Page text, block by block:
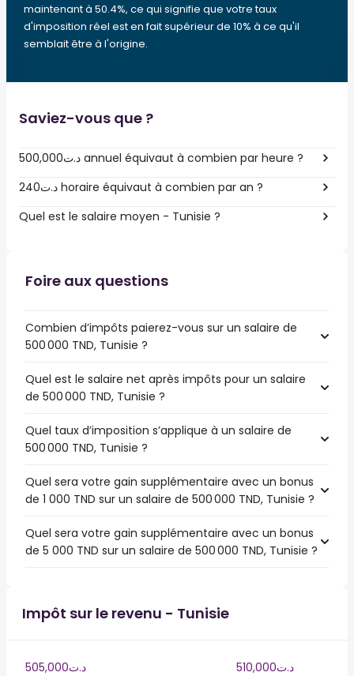
maintenant à 50.4%, ce qui signifie que votre taux
d'imposition réel est en fait supérieur de 10% à ce qu'il
semblait être à l'origine.
Saviez-vous que ?
500,000د.ت annuel équivaut à combien par heure ?
240د.ت horaire équivaut à combien par an ?
Quel est le salaire moyen - Tunisie ?
Foire aux questions
Combien d’impôts paierez-vous sur un salaire de
500 000 TND, Tunisie ?
Quel est le salaire net après impôts pour un salaire
de 500 000 TND, Tunisie ?
Quel taux d’imposition s’applique à un salaire de
500 000 TND, Tunisie ?
Quel sera votre gain supplémentaire avec un bonus
de 1 000 TND sur un salaire de 500 000 TND, Tunisie ?
Quel sera votre gain supplémentaire avec un bonus
de 5 000 TND sur un salaire de 500 000 TND, Tunisie ?
Impôt sur le revenu - Tunisie
505,000د.ت
510,000د.ت